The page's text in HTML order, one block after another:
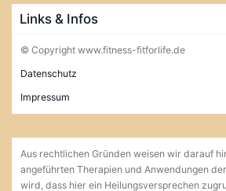
Links & Infos
© Copyright www.fitness-fitforlife.de
Datenschutz
Impressum
Aus rechtlichen Gründen weisen wir darauf
angeführten Therapien und Anwendungen
wird, dass hier ein Heilungsversprechen